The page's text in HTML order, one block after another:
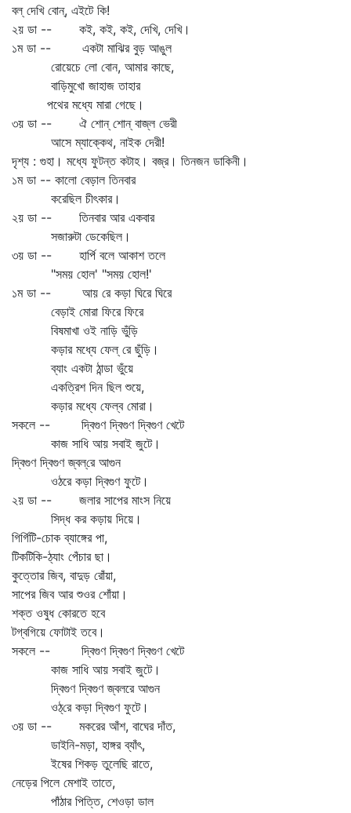
বল্‌ দেখি বোন্‌, এইটে কি!
২য় ডা -- কই, কই, কই, দেখি, দেখি।
১ম ডা -- একটা মাঝির বুড় আঙুল
রোয়েচে লো বোন, আমার কাছে,
বাড়িমুখো জাহাজ তাহার
পথের মধ্যে মারা গেছে।
৩য় ডা -- ঐ শোন্‌ শোন্‌ বাজ্‌ল ভেরী
আসে ম্যাক্কেথ, নাইক দেরী!
দৃশ্য : গুহা। মধ্যে ফুটন্ত কটাহ। বজ্র। তিনজন ডাকিনী।
১ম ডা -- কালো বেড়াল তিনবার
করেছিল চীৎকার।
২য় ডা -- তিনবার আর একবার
সজারুটা ডেকেছিল।
৩য় ডা -- হার্পি বলে আকাশ তলে
"সময় হোল' "সময় হোল!'
১ম ডা -- আয় রে কড়া ঘিরে ঘিরে
বেড়াই মোরা ফিরে ফিরে
বিষমাখা ওই নাড়ি ভুঁড়ি
কড়ার মধ্যে ফেল্‌ রে ছুঁড়ি।
ব্যাং একটা ঠান্ডা ভুঁয়ে
একত্রিশ দিন ছিল শুয়ে,
কড়ার মধ্যে ফেল্‌ব মোরা।
সকলে -- দ্বিগুণ দ্বিগুণ দ্বিগুণ খেটে
কাজ সাধি আয় সবাই জুটে।
দ্বিগুণ দ্বিগুণ জ্বল্‌রে আগুন
ওঠরে কড়া দ্বিগুণ ফুটে।
২য় ডা -- জলার সাপের মাংস নিয়ে
সিদ্ধ কর কড়ায় দিয়ে।
গির্গিটি-চোক ব্যাঙ্গের পা,
টিকটিকি-ঠ্যাং পেঁচার ছা।
কুত্তোর জিব, বাদুড় রোঁয়া,
সাপের জিব আর শুওর শোঁয়া।
শক্ত ওষুধ কোরতে হবে
টগ্‌বগিয়ে ফোটাই তবে।
সকলে -- দ্বিগুণ দ্বিগুণ দ্বিগুণ খেটে
কাজ সাধি আয় সবাই জুটে।
দ্বিগুণ দ্বিগুণ জ্বলরে আগুন
ওঠ্‌রে কড়া দ্বিগুণ ফুটে।
৩য় ডা -- মকরের আঁশ, বাঘের দাঁত,
ডাইনি-মড়া, হাঙ্গর ব্যাঁৎ,
ইষের শিকড় তুলেছি রাতে,
নেড়ের পিলে মেশাই তাতে,
পাঁঠার পিত্তি, শেওড়া ডাল